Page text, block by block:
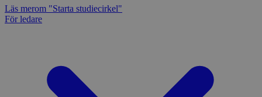
Läs merom "Starta studiecirkel"
För ledare